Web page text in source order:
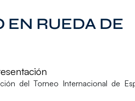
EN RUEDA DE
del Torneo Internacional de